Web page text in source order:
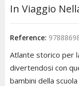
In Viaggio
Reference:
Atlante storico per
divertendosi con
bambini della